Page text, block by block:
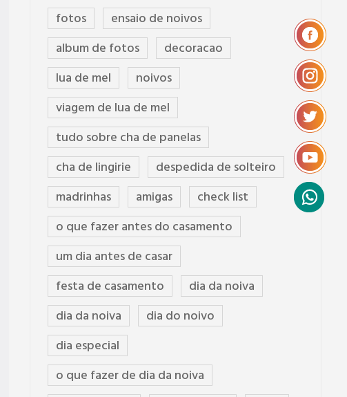
fotos
ensaio de noivos
album de fotos
decoracao
lua de mel
noivos
viagem de lua de mel
tudo sobre cha de panelas
cha de lingirie
despedida de solteiro
madrinhas
amigas
check list
o que fazer antes do casamento
um dia antes de casar
festa de casamento
dia da noiva
dia da noiva
dia do noivo
dia especial
o que fazer de dia da noiva